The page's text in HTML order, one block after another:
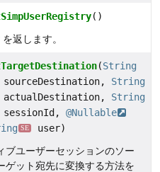
()
を返します。
(String
sourceDestination, String
actualDestination, String
sessionId,@Nullable
SE
user)
ブユーザーセッションのソー
ゲット宛先に変換する方法を